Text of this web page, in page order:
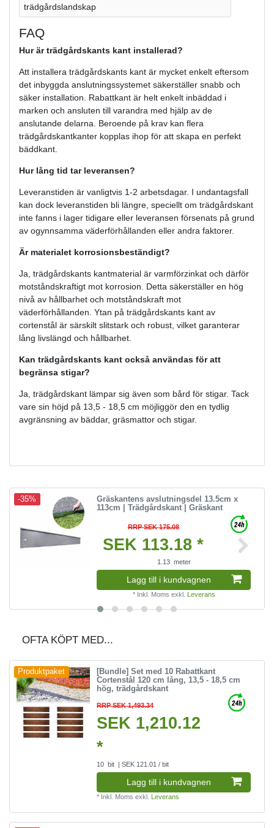
trädgårdslandskap
FAQ
Hur är trädgårdskants kant installerad?
Att installera trädgårdskants kant är mycket enkelt eftersom
det inbyggda anslutningssystemet säkerställer snabb och
säker installation. Rabattkant är helt enkelt inbäddad i
marken och ansluten till varandra med hjälp av de
anslutande delarna. Beroende på krav kan flera
trädgårdskantkanter kopplas ihop för att skapa en perfekt
bäddkant.
Hur lång tid tar leveransen?
Leveranstiden är vanligtvis 1-2 arbetsdagar. I undantagsfall
kan dock leveranstiden bli längre, speciellt om trädgårdskant
inte fanns i lager tidigare eller leveransen försenats på grund
av ogynnsamma väderförhållanden eller andra faktorer.
Är materialet korrosionsbeständigt?
Ja, trädgårdskants kantmaterial är varmförzinkat och därför
motståndskraftigt mot korrosion. Detta säkerställer en hög
nivå av hållbarhet och motståndskraft mot
väderförhållanden. Ytan på trädgårdskants kant av
cortenstål är särskilt slitstark och robust, vilket garanterar
lång livslängd och hållbarhet.
Kan trädgårdskants kant också användas för att
begränsa stigar?
Ja, trädgårdskant lämpar sig även som bård för stigar. Tack
vare sin höjd på 13,5 - 18,5 cm möjliggör den en tydlig
avgränsning av bäddar, gräsmattor och stigar.
-35%
Gräskantens avslutningsdel 13.5cm x
113cm | Trädgårdskant | Gräskant
RRP SEK 175.08
SEK 113.18 *
1.13 meter
Lagg till i kundvagnen
* Inkl. Moms exkl. Leverans
OFTA KÖPT MED...
Produktpaket
[Bundle] Set med 10 Rabattkant
Cortenstål 120 cm lång, 13,5 - 18,5 cm
hög, trädgårdskant
RRP SEK 1,493.34
SEK 1,210.12
*
10 bit | SEK 121.01 / bit
Lagg till i kundvagnen
* Inkl. Moms exkl. Leverans